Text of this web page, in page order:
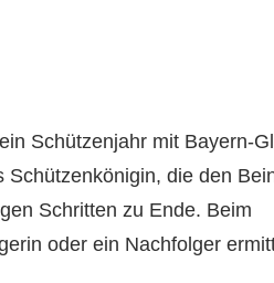
Schützenjahr mit Bayern-
die den
Schritten zu Ende. Beim
oder ein Nachfolger